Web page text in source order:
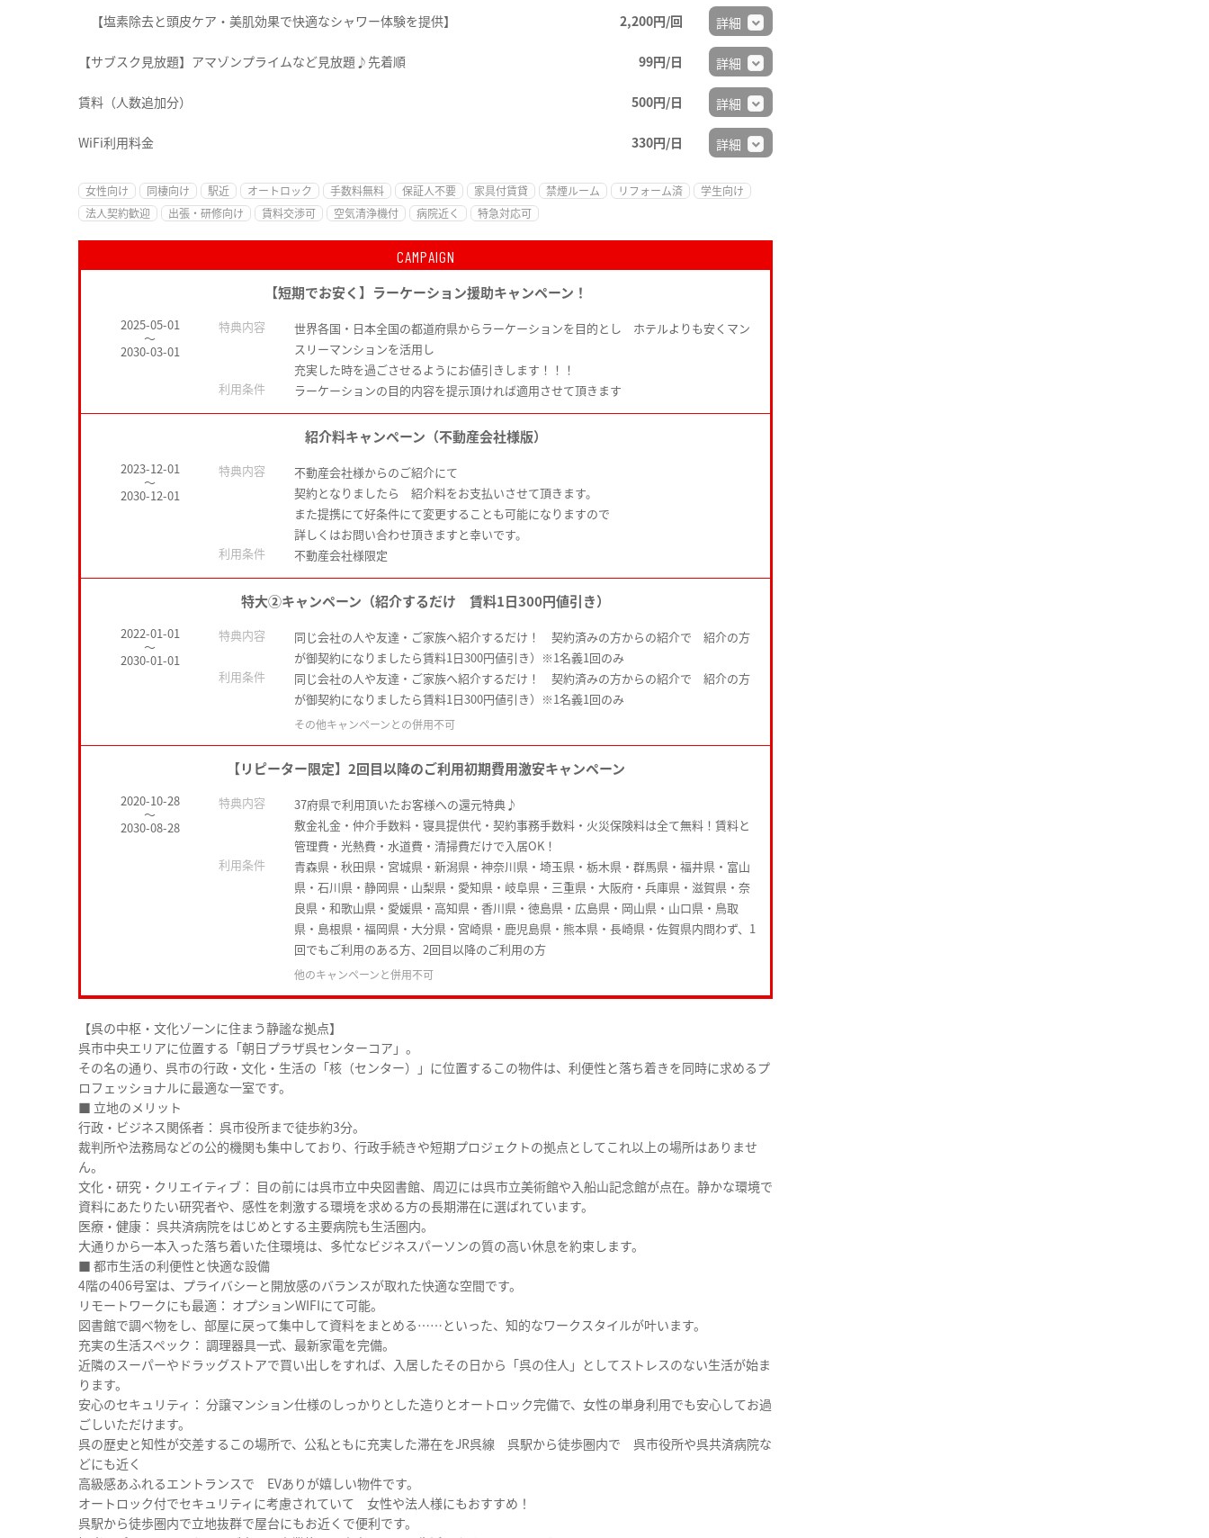
【塩素除去と頭皮ケア・美肌効果で快適なシャワー体験を提供】 2,200円/回 詳細
【サブスク見放題】アマゾンプライムなど見放題♪先着順 99円/日 詳細
賃料（人数追加分） 500円/日 詳細
WiFi利用料金 330円/日 詳細
女性向け 同棲向け 駅近 オートロック 手数料無料 保証人不要 家具付賃貸 禁煙ルーム リフォーム済
学生向け
法人契約歓迎
出張・研修向け 賃料交渉可 空気清浄機付 病院近く 特急対応可
CAMPAIGN
【短期でお安く】ラーケーション援助キャンペーン！
2025-05-01
～
2030-03-01
特典内容
世界各国・日本全国の都道府県からラーケーションを目的とし ホテルよりも安くマン
スリーマンションを活用し
充実した時を過ごさせるようにお値引きします！！！
利用条件
ラーケーションの目的内容を提示頂ければ適用させて頂きます
紹介料キャンペーン（不動産会社様版）
2023-12-01
～
2030-12-01
特典内容
不動産会社様からのご紹介にて
契約となりましたら 紹介料をお支払いさせて頂きます。
また提携にて好条件にて変更することも可能になりますので
詳しくはお問い合わせ頂きますと幸いです。
利用条件
不動産会社様限定
特大②キャンペーン（紹介するだけ 賃料1日300円値引き）
2022-01-01
～
2030-01-01
特典内容
同じ会社の人や友達・ご家族へ紹介するだけ！ 契約済みの方からの紹介で 紹介の方
が御契約になりましたら賃料1日300円値引き）※1名義1回のみ
利用条件
同じ会社の人や友達・ご家族へ紹介するだけ！ 契約済みの方からの紹介で 紹介の方
が御契約になりましたら賃料1日300円値引き）※1名義1回のみ
その他キャンペーンとの併用不可
【リピーター限定】2回目以降のご利用初期費用激安キャンペーン
2020-10-28
～
2030-08-28
特典内容
37府県で利用頂いたお客様への還元特典♪
敷金礼金・仲介手数料・寝具提供代・契約事務手数料・火災保険料は全て無料！賃料と
管理費・光熱費・水道費・清掃費だけで入居OK！
利用条件
青森県・秋田県・宮城県・新潟県・神奈川県・埼玉県・栃木県・群馬県・福井県・富山
県・石川県・静岡県・山梨県・愛知県・岐阜県・三重県・大阪府・兵庫県・滋賀県・奈
良県・和歌山県・愛媛県・高知県・香川県・徳島県・広島県・岡山県・山口県・鳥取
県・島根県・福岡県・大分県・宮崎県・鹿児島県・熊本県・長崎県・佐賀県内問わず、1
回でもご利用のある方、2回目以降のご利用の方
他のキャンペーンと併用不可
【呉の中枢・文化ゾーンに住まう静謐な拠点】
呉市中央エリアに位置する「朝日プラザ呉センターコア」。
その名の通り、呉市の行政・文化・生活の「核（センター）」に位置するこの物件は、利便性と落ち着きを同時に求めるプ
ロフェッショナルに最適な一室です。
■ 立地のメリット
行政・ビジネス関係者： 呉市役所まで徒歩約3分。
裁判所や法務局などの公的機関も集中しており、行政手続きや短期プロジェクトの拠点としてこれ以上の場所はありませ
ん。
文化・研究・クリエイティブ： 目の前には呉市立中央図書館、周辺には呉市立美術館や入船山記念館が点在。静かな環境で
資料にあたりたい研究者や、感性を刺激する環境を求める方の長期滞在に選ばれています。
医療・健康： 呉共済病院をはじめとする主要病院も生活圏内。
大通りから一本入った落ち着いた住環境は、多忙なビジネスパーソンの質の高い休息を約束します。
■ 都市生活の利便性と快適な設備
4階の406号室は、プライバシーと開放感のバランスが取れた快適な空間です。
リモートワークにも最適： オプションWIFIにて可能。
図書館で調べ物をし、部屋に戻って集中して資料をまとめる……といった、知的なワークスタイルが叶います。
充実の生活スペック： 調理器具一式、最新家電を完備。
近隣のスーパーやドラッグストアで買い出しをすれば、入居したその日から「呉の住人」としてストレスのない生活が始ま
ります。
安心のセキュリティ： 分譲マンション仕様のしっかりとした造りとオートロック完備で、女性の単身利用でも安心してお過
ごしいただけます。
呉の歴史と知性が交差するこの場所で、公私ともに充実した滞在をJR呉線 呉駅から徒歩圏内で 呉市役所や呉共済病院な
どにも近く
高級感あふれるエントランスで EVありが嬉しい物件です。
オートロック付でセキュリティに考慮されていて 女性や法人様にもおすすめ！
呉駅から徒歩圏内で立地抜群で屋台にもお近くで便利です。